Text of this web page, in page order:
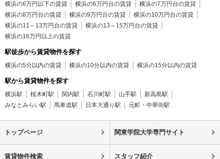
横浜の6万円以下の賃貸 横浜の6万円台の賃貸
横浜の7万円台の賃貸
横浜の8万円台の賃貸
横浜の9万円台の賃貸
横浜の10万円台の賃貸
横浜の11～13万円台の賃貸
横浜の13～15万円台の賃貸
横浜の16万円以上の賃貸
駅徒歩から賃貸物件を探す
横浜の5分以内の賃貸 横浜の10分以内の賃貸 横浜の15分以内の賃貸
駅から賃貸物件を探す
横浜駅 桜木町駅 関内駅 石川町駅 山手駅
新高島駅
みなとみらい駅
馬車道駅 日本大通り駅 元町・中華街駅
トップページ 関東学院大学専門サイト
賃貸物件検索 スタッフ紹介